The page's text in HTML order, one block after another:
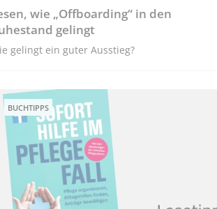
wie „Offboarding“ in den
gelingt
gelingt ein guter Ausstieg?
BUCHTIPPS